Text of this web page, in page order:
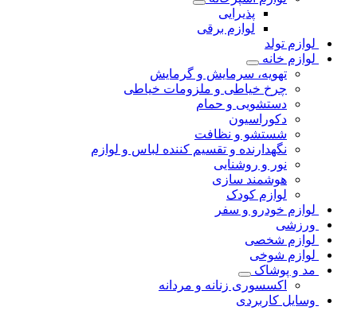
پذیرایی
لوازم برقی
لوازم تولد
لوازم خانه
تهویه، سرمایش و گرمایش
چرخ خیاطی و ملزومات خیاطی
دستشویی و حمام
دکوراسیون
شستشو و نظافت
نگهدارنده و تقسیم کننده لباس و لوازم
نور و روشنایی
هوشمند سازی
لوازم کودک
لوازم خودرو و سفر
ورزشی
لوازم شخصی
لوازم شوخی
مد و پوشاک
اکسسوری زنانه و مردانه
وسایل کاربردی